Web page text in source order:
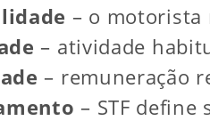
– o
– atividade
– remuneração
– STF define